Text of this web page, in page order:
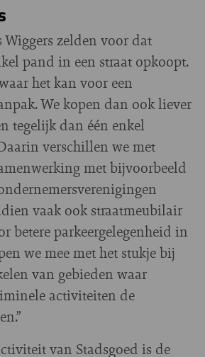
zelden voor dat
pand in een straat opkoopt.
het kan voor een
We kopen dan ook liever
tegelijk dan één enkel
verschillen we met
met bijvoorbeeld
vaak ook straatmeubilair
betere parkeergelegenheid in
we mee met het stukje bij
van gebieden waar
activiteiten de
van Stadsgoed is de